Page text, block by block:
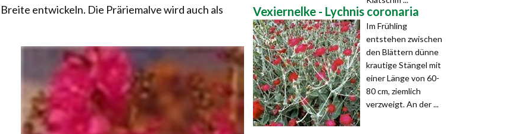
Breite entwickeln. Die Präriemalve wird auch als
Vexiernelke - Lychnis coronaria
Im Frühling
entstehen zwischen
den Blättern dünne
krautige Stängel mit
einer Länge von 60-
80 cm, ziemlich
verzweigt. An der ...